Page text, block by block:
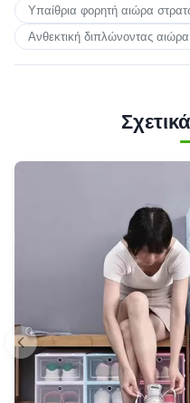
Υπαίθρια φορητή αιώρα
Ανθεκτική διπλώνοντας